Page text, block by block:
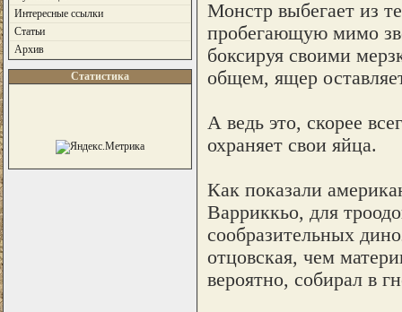
Интересные ссылки
Статьи
Архив
Статистика
Монстр выбегает из
пробегающую мимо
боксируя своими
общем, ящер
А ведь это, скорее
охраняет свои яйца.
Как показали
Варриккьо, для
сообразительных
отцовская, чем
вероятно, собирал в